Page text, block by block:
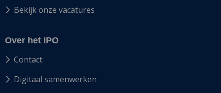
Bekijk onze vacatures
Over het IPO
Contact
Digitaal samenwerken